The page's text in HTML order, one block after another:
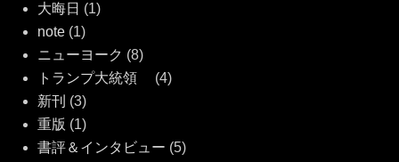
大晦日 (1)
note(1)
ニューヨーク (8)
トランプ大統領
(4)
新刊 (3)
重版 (1)
書評＆インタビュー (5)